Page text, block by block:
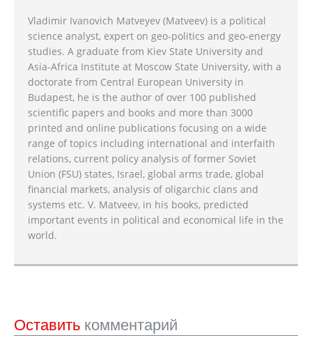
Vladimir Ivanovich Matveyev (Matveev) is a political
science analyst, expert on geo-politics and geo-energy
studies. A graduate from Kiev State University and
Asia-Africa Institute at Moscow State University, with a
doctorate from Central European University in
Budapest, he is the author of over 100 published
scientific papers and books and more than 3000
printed and online publications focusing on a wide
range of topics including international and interfaith
relations, current policy analysis of former Soviet
Union (FSU) states, Israel, global arms trade, global
financial markets, analysis of oligarchic clans and
systems etc. V. Matveev, in his books, predicted
important events in political and economical life in the
world.
Оставить комментарий